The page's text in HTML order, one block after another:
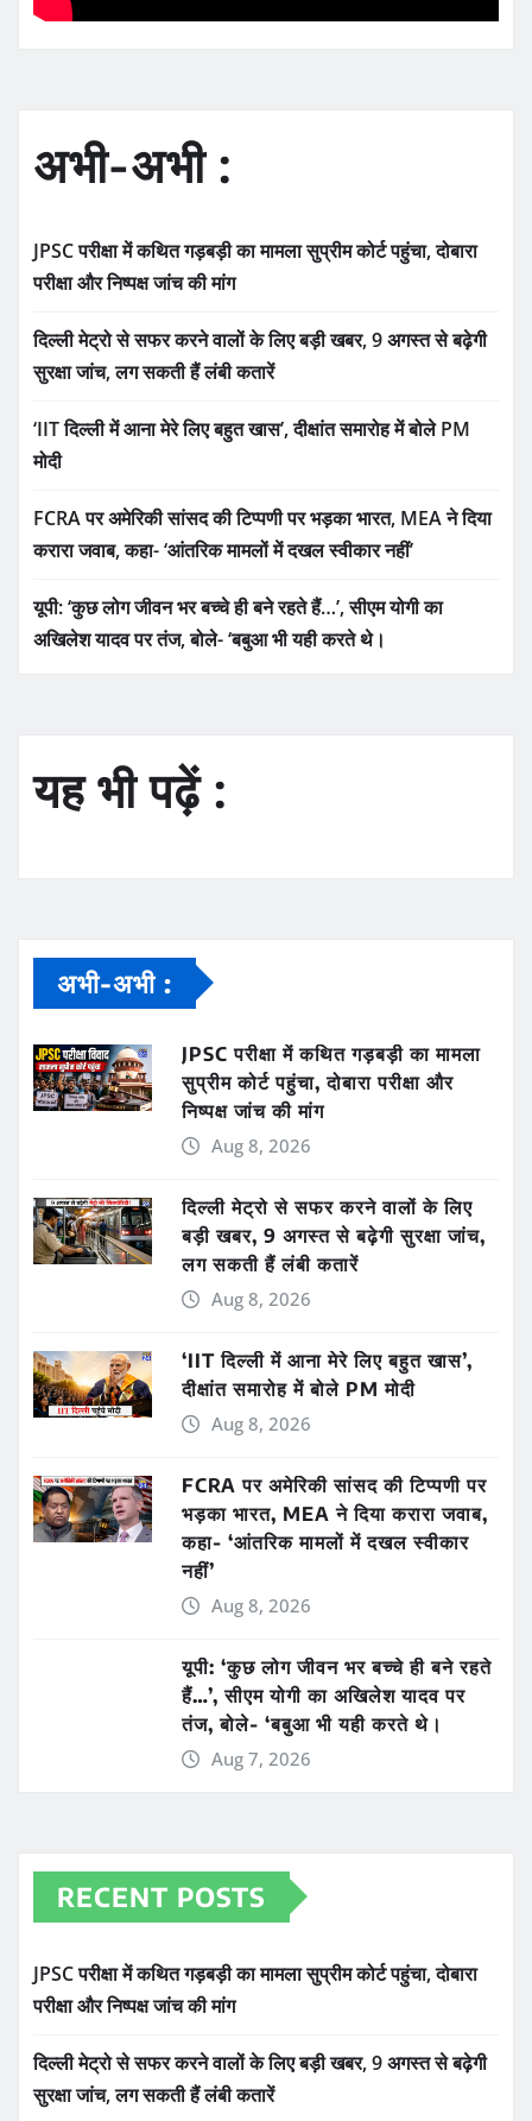
अभी-अभी :
JPSC परीक्षा में कथित गड़बड़ी का मामला सुप्रीम कोर्ट पहुंचा, दोबारा
परीक्षा और निष्पक्ष जांच की मांग
दिल्ली मेट्रो से सफर करने वालों के लिए बड़ी खबर, 9 अगस्त से बढ़ेगी
सुरक्षा जांच, लग सकती हैं लंबी कतारें
‘IIT दिल्ली में आना मेरे लिए बहुत खास’, दीक्षांत समारोह में बोले PM
मोदी
FCRA पर अमेरिकी सांसद की टिप्पणी पर भड़का भारत, MEA ने दिया
करारा जवाब, कहा- ‘आंतरिक मामलों में दखल स्वीकार नहीं’
यूपी: ‘कुछ लोग जीवन भर बच्चे ही बने रहते हैं…’, सीएम योगी का
अखिलेश यादव पर तंज, बोले- ‘बबुआ भी यही करते थे।
यह भी पढ़ें :
अभी-अभी :
JPSC परीक्षा में कथित गड़बड़ी का मामला
सुप्रीम कोर्ट पहुंचा, दोबारा परीक्षा और
निष्पक्ष जांच की मांग
Aug 8, 2026
दिल्ली मेट्रो से सफर करने वालों के लिए
बड़ी खबर, 9 अगस्त से बढ़ेगी सुरक्षा जांच,
लग सकती हैं लंबी कतारें
Aug 8, 2026
‘IIT दिल्ली में आना मेरे लिए बहुत खास’,
दीक्षांत समारोह में बोले PM मोदी
Aug 8, 2026
FCRA पर अमेरिकी सांसद की टिप्पणी पर
भड़का भारत, MEA ने दिया करारा जवाब,
कहा- ‘आंतरिक मामलों में दखल स्वीकार
नहीं’
Aug 8, 2026
यूपी: ‘कुछ लोग जीवन भर बच्चे ही बने रहते
हैं…’, सीएम योगी का अखिलेश यादव पर
तंज, बोले- ‘बबुआ भी यही करते थे।
Aug 7, 2026
RECENT POSTS
JPSC परीक्षा में कथित गड़बड़ी का मामला सुप्रीम कोर्ट पहुंचा, दोबारा
परीक्षा और निष्पक्ष जांच की मांग
दिल्ली मेट्रो से सफर करने वालों के लिए बड़ी खबर, 9 अगस्त से बढ़ेगी
सुरक्षा जांच, लग सकती हैं लंबी कतारें